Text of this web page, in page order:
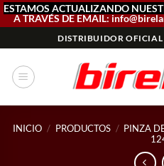
ESTAMOS ACTUALIZANDO
A TRAVÉS DE EMAIL:
al
contenido
DISTRIBUIDOR OFICIAL
INICIO / PRODUCTOS / PINZA